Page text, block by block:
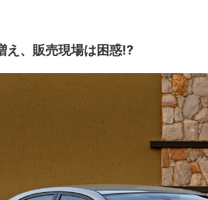
、販売現場は困惑!?